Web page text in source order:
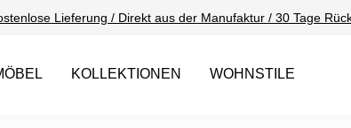
Lieferung / Direkt aus der Manufaktur / 30 Tage
KOLLEKTIONEN WOHNSTILE